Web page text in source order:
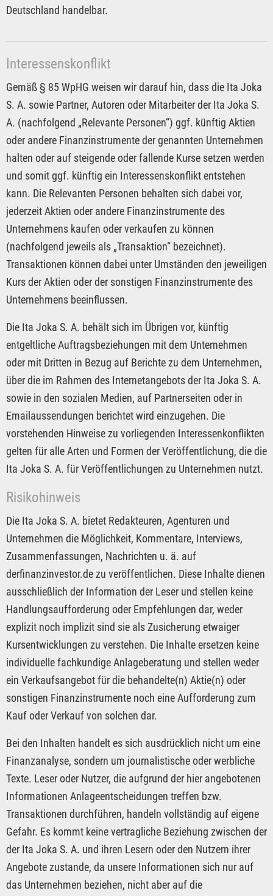
Deutschland handelbar.
Interessenskonflikt
Gemäß § 85 WpHG weisen wir darauf hin, dass die Ita Joka
S. A. sowie Partner, Autoren oder Mitarbeiter der Ita Joka S.
A. (nachfolgend „Relevante Personen“) ggf. künftig Aktien
oder andere Finanzinstrumente der genannten Unternehmen
halten oder auf steigende oder fallende Kurse setzen werden
und somit ggf. künftig ein Interessenskonflikt entstehen
kann. Die Relevanten Personen behalten sich dabei vor,
jederzeit Aktien oder andere Finanzinstrumente des
Unternehmens kaufen oder verkaufen zu können
(nachfolgend jeweils als „Transaktion“ bezeichnet).
Transaktionen können dabei unter Umständen den jeweiligen
Kurs der Aktien oder der sonstigen Finanzinstrumente des
Unternehmens beeinflussen.
Die Ita Joka S. A. behält sich im Übrigen vor, künftig
entgeltliche Auftragsbeziehungen mit dem Unternehmen
oder mit Dritten in Bezug auf Berichte zu dem Unternehmen,
über die im Rahmen des Internetangebots der Ita Joka S. A.
sowie in den sozialen Medien, auf Partnerseiten oder in
Emailaussendungen berichtet wird einzugehen. Die
vorstehenden Hinweise zu vorliegenden Interessenkonflikten
gelten für alle Arten und Formen der Veröffentlichung, die die
Ita Joka S. A. für Veröffentlichungen zu Unternehmen nutzt.
Risikohinweis
Die Ita Joka S. A. bietet Redakteuren, Agenturen und
Unternehmen die Möglichkeit, Kommentare, Interviews,
Zusammenfassungen, Nachrichten u. ä. auf
derfinanzinvestor.de zu veröffentlichen. Diese Inhalte dienen
ausschließlich der Information der Leser und stellen keine
Handlungsaufforderung oder Empfehlungen dar, weder
explizit noch implizit sind sie als Zusicherung etwaiger
Kursentwicklungen zu verstehen. Die Inhalte ersetzen keine
individuelle fachkundige Anlageberatung und stellen weder
ein Verkaufsangebot für die behandelte(n) Aktie(n) oder
sonstigen Finanzinstrumente noch eine Aufforderung zum
Kauf oder Verkauf von solchen dar.
Bei den Inhalten handelt es sich ausdrücklich nicht um eine
Finanzanalyse, sondern um journalistische oder werbliche
Texte. Leser oder Nutzer, die aufgrund der hier angebotenen
Informationen Anlageentscheidungen treffen bzw.
Transaktionen durchführen, handeln vollständig auf eigene
Gefahr. Es kommt keine vertragliche Beziehung zwischen der
der Ita Joka S. A. und ihren Lesern oder den Nutzern ihrer
Angebote zustande, da unsere Informationen sich nur auf
das Unternehmen beziehen, nicht aber auf die